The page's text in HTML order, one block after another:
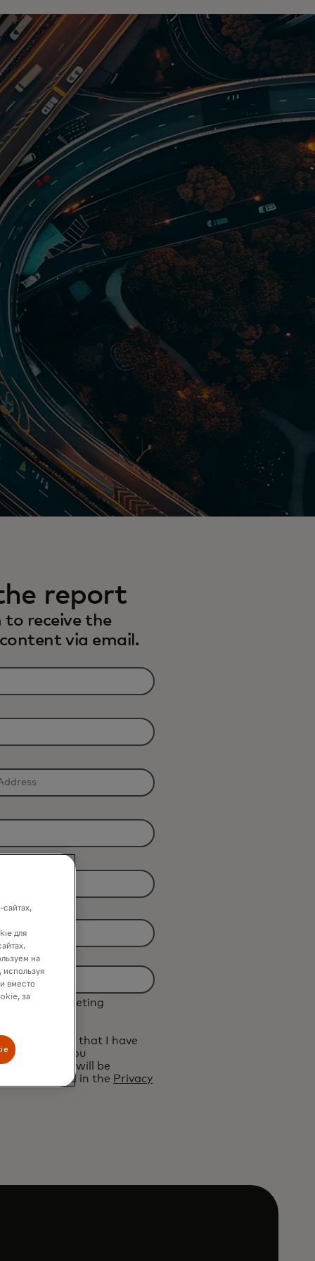
report
receive the
via email.
future marketing
I confirm that I have
of Use
. You
data will be
as described in the Privacy
для
на
используя
вместо
за